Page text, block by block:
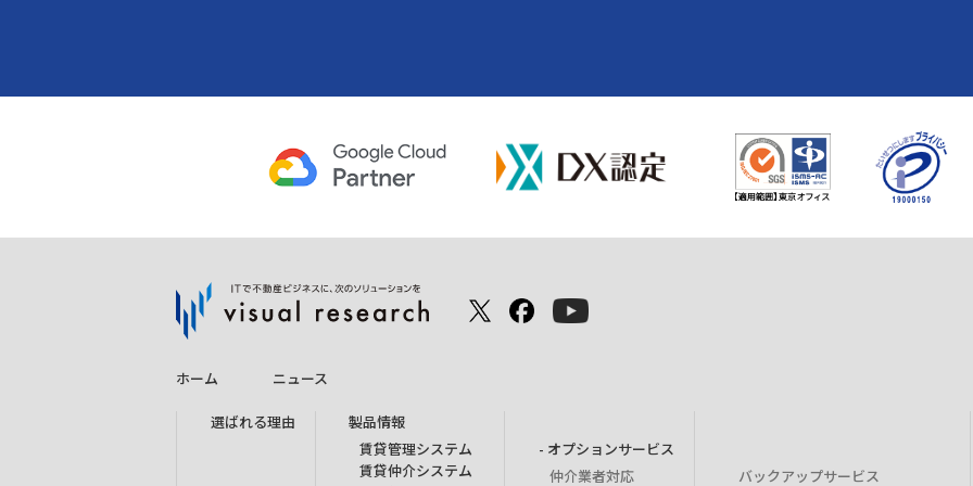
ホーム ニュース
選ばれる理由
製品情報
賃貸管理システム
賃貸仲介システム
- オプションサービス
仲介業者対応
バックアップサービス